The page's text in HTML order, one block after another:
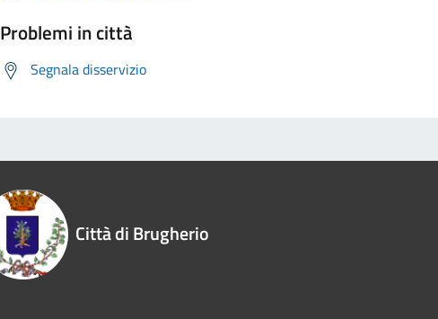
Problemi in città
Segnala disservizio
Città di Brugherio